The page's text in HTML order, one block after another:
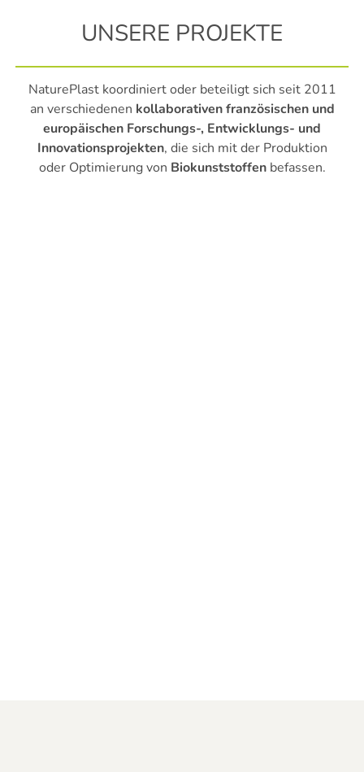
UNSERE PROJEKTE
NaturePlast koordiniert oder beteiligt sich seit 2011
an verschiedenen kollaborativen französischen und
europäischen Forschungs-, Entwicklungs- und
Innovationsprojekten, die sich mit der Produktion
oder Optimierung von Biokunststoffenbefassen.